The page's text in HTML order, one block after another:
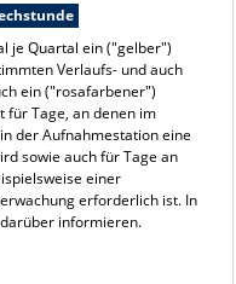
je Quartal ein ("gelber")
Verlaufs- und auch
ein ("rosafarbener")
für Tage, an denen im
der Aufnahmestation eine
sowie auch für Tage an
einer
erforderlich ist. In
informieren.